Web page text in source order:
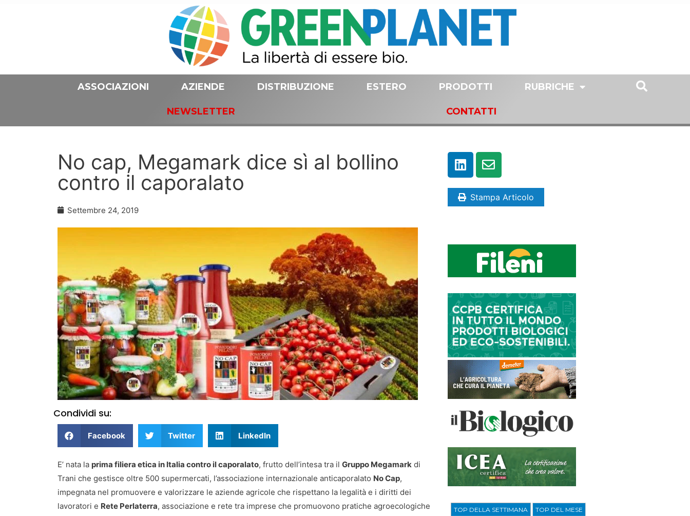
ASSOCIAZIONI AZIENDE DISTRIBUZIONE ESTERO PRODOTTI RUBRICHE
NEWSLETTER CONTATTI
No cap, Megamark dice sì al bollino
contro il caporalato
Settembre 24, 2019
Condividi su:
Facebook Twitter LinkedIn
E’ nata la prima filiera etica in Italia contro il caporalato, frutto dell’intesa tra il Gruppo Megamark di
Trani che gestisce oltre 500 supermercati, l’associazione internazionale anticaporalato No Cap,
impegnata nel promuovere e valorizzare le aziende agricole che rispettano la legalità e i diritti dei
lavoratori e Rete Perlaterra, associazione e rete tra imprese che promuovono pratiche agroecologiche
Stampa Articolo
TOP DELLA SETTIMANA TOP DEL MESE